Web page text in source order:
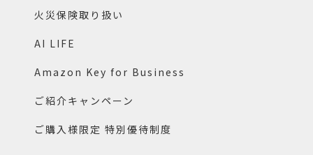
火災保険取り扱い
AI LIFE
Amazon Key for Business
ご紹介キャンペーン
ご購入様限定 特別優待制度